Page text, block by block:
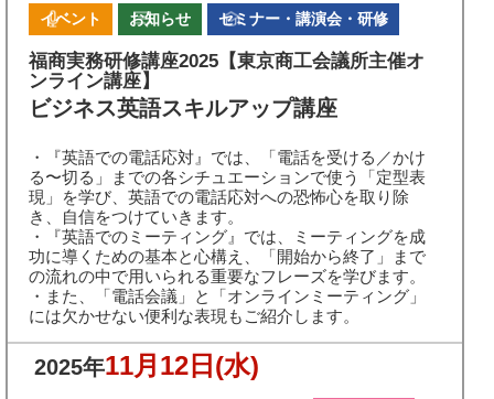
イベント お知らせ セミナー・講演会・研修
福商実務研修講座2025【東京商工会議所主催オ
ンライン講座】
ビジネス英語スキルアップ講座
・『英語での電話応対』では、「電話を受ける／かけ
る〜切る」までの各シチュエーションで使う「定型表
現」を学び、英語での電話応対への恐怖心を取り除
き、自信をつけていきます。
・『英語でのミーティング』では、ミーティングを成
功に導くための基本と心構え、「開始から終了」まで
の流れの中で用いられる重要なフレーズを学びます。
・また、「電話会議」と「オンラインミーティング」
には欠かせない便利な表現もご紹介します。
2025年11月12日 (水)